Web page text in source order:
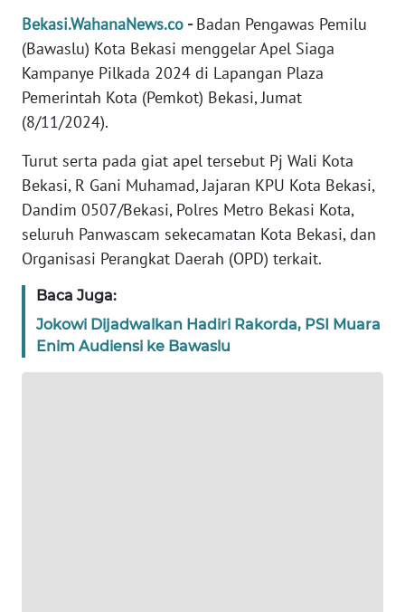
Bekasi.WahanaNews.co -Badan Pengawas Pemilu
(Bawaslu) Kota Bekasi menggelar Apel Siaga
Kampanye Pilkada 2024 di Lapangan Plaza
Pemerintah Kota (Pemkot) Bekasi, Jumat
(8/11/2024).
Turut serta pada giat apel tersebut Pj Wali Kota
Bekasi, R Gani Muhamad, Jajaran KPU Kota Bekasi,
Dandim 0507/Bekasi, Polres Metro Bekasi Kota,
seluruh Panwascam sekecamatan Kota Bekasi, dan
Organisasi Perangkat Daerah (OPD) terkait.
Baca Juga:
Jokowi Dijadwalkan Hadiri Rakorda, PSI Muara
Enim Audiensi ke Bawaslu
REDAKSI
KARIR
DISCLAIMER
Wahana
News
Regional
WN
SUMUT
JAKARTA
WN